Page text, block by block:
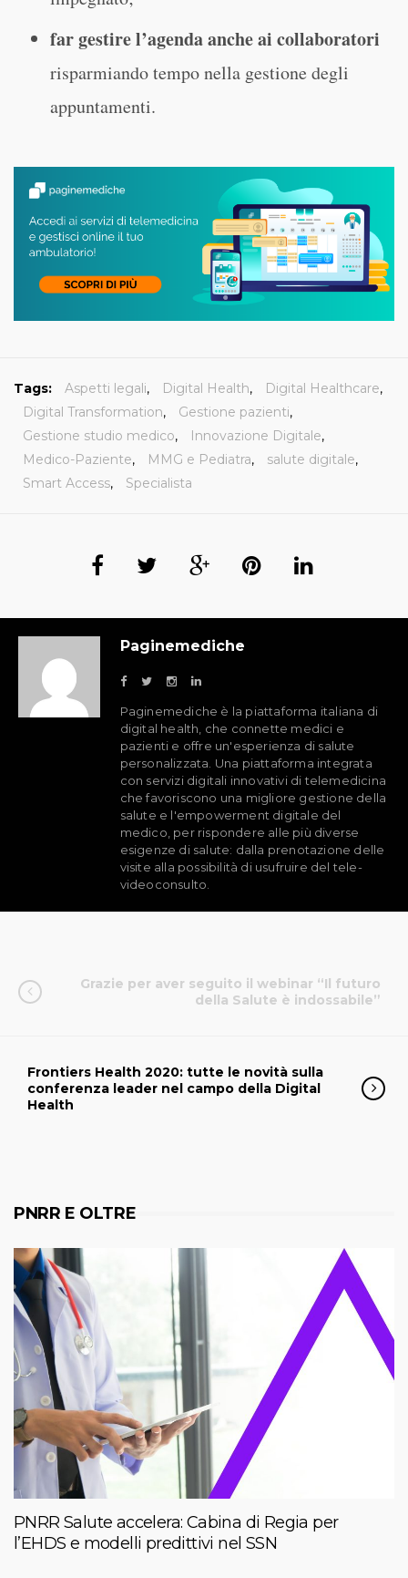
far gestire l’agenda anche ai collaboratori
risparmiando tempo nella gestione degli
appuntamenti.
Tags: Aspetti legali, Digital Health, Digital Healthcare,
Digital Transformation, Gestione pazienti,
Gestione studio medico, Innovazione Digitale,
Medico-Paziente, MMG e Pediatra, salute digitale,
Smart Access, Specialista
Paginemediche
Paginemediche è la piattaforma italiana di
digital health, che connette medici e
pazienti e offre un'esperienza di salute
personalizzata. Una piattaforma integrata
con servizi digitali innovativi di telemedicina
che favoriscono una migliore gestione della
salute e l'empowerment digitale del
medico, per rispondere alle più diverse
esigenze di salute: dalla prenotazione delle
visite alla possibilità di usufruire del tele-
videoconsulto.
Grazie per aver seguito il webinar “Il futuro
della Salute è indossabile”
Frontiers Health 2020: tutte le novità sulla
conferenza leader nel campo della Digital
Health
PNRR E OLTRE
PNRR Salute accelera: Cabina di Regia per
l’EHDS e modelli predittivi nel SSN